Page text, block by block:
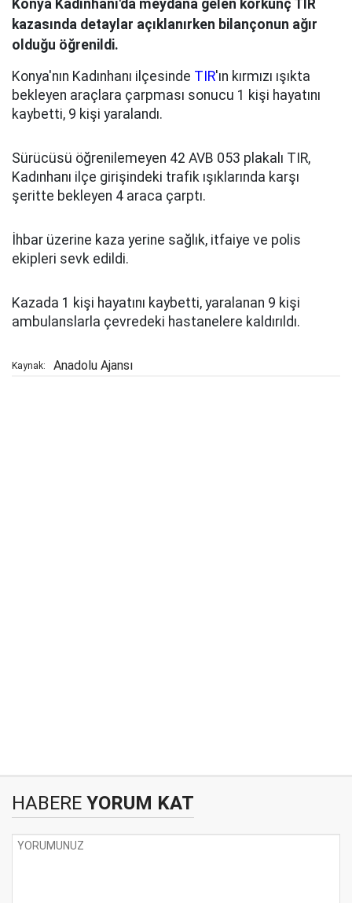
Konya Kadınhanı'da meydana gelen korkunç TIR
kazasında detaylar açıklanırken bilançonun ağır
olduğu öğrenildi.
Konya'nın Kadınhanı ilçesinde TIR'ın kırmızı ışıkta
bekleyen araçlara çarpması sonucu 1 kişi hayatını
kaybetti, 9 kişi yaralandı.
Sürücüsü öğrenilemeyen 42 AVB 053 plakalı TIR,
Kadınhanı ilçe girişindeki trafik ışıklarında karşı
şeritte bekleyen 4 araca çarptı.
İhbar üzerine kaza yerine sağlık, itfaiye ve polis
ekipleri sevk edildi.
Kazada 1 kişi hayatını kaybetti, yaralanan 9 kişi
ambulanslarla çevredeki hastanelere kaldırıldı.
Kaynak: Anadolu Ajansı
HABERE YORUM KAT